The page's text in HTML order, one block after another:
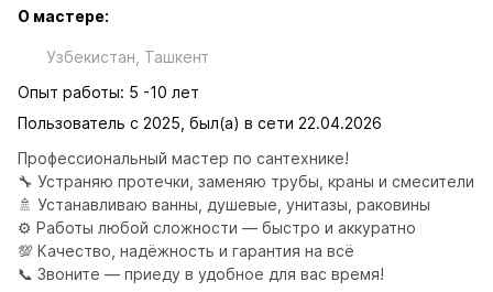
О мастере:
Узбекистан, Ташкент
Опыт работы: 5 -10 лет
Пользователь с 2025, был(а) в сети 22.04.2026
Профессиональный мастер по сантехнике!
🔧 Устраняю протечки, заменяю трубы, краны и смесители
🚿 Устанавливаю ванны, душевые, унитазы, раковины
⚙️ Работы любой сложности — быстро и аккуратно
💯 Качество, надёжность и гарантия на всё
📞 Звоните — приеду в удобное для вас время!